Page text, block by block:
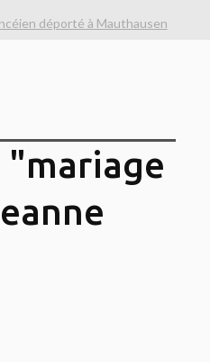
déporté à Mauthausen
"mariage